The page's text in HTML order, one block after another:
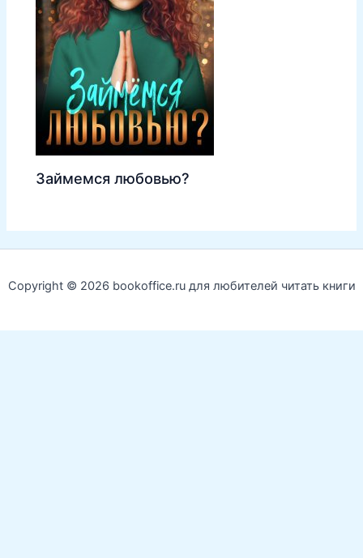
Займемся любовью?
Copyright © 2026 bookoffice.ru для любителей читать книги